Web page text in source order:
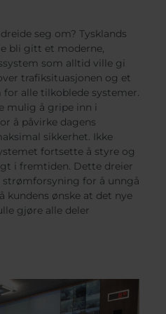
Magyar
Čeština
Español
France
Greece
Italy
Latvia
Netherlands
Romania
Spain
Turkey
Ukraine
seg om? Tysklands
bli gitt et moderne,
som alltid ville gi
trafiksituasjonen og et
alle tilkoblede systemer.
mulig å gripe inn i
å påvirke dagens
sikkerhet. Ikke
fortsette å styre og
i fremtiden. Dette dreier
for å unngå
kundens ønske at det nye
gjøre alle deler